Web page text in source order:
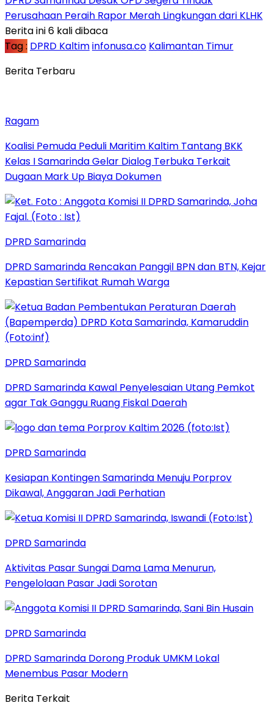
Perusahaan Peraih Rapor Merah Lingkungan dari KLHK
Berita ini 6 kali dibaca
Tag : DPRD Kaltiminfonusa.co Kalimantan Timur
Berita Terbaru
Ragam
Koalisi Pemuda Peduli Maritim Kaltim Tantang BKK
Kelas I Samarinda Gelar Dialog Terbuka Terkait
Dugaan Mark Up Biaya Dokumen
DPRD Samarinda
DPRD Samarinda Rencakan Panggil BPN dan BTN, Kejar
Kepastian Sertifikat Rumah Warga
DPRD Samarinda
DPRD Samarinda Kawal Penyelesaian Utang Pemkot
agar Tak Ganggu Ruang Fiskal Daerah
DPRD Samarinda
Kesiapan Kontingen Samarinda Menuju Porprov
Dikawal, Anggaran Jadi Perhatian
DPRD Samarinda
Aktivitas Pasar Sungai Dama Lama Menurun,
Pengelolaan Pasar Jadi Sorotan
DPRD Samarinda
DPRD Samarinda Dorong Produk UMKM Lokal
Menembus Pasar Modern
Berita Terkait